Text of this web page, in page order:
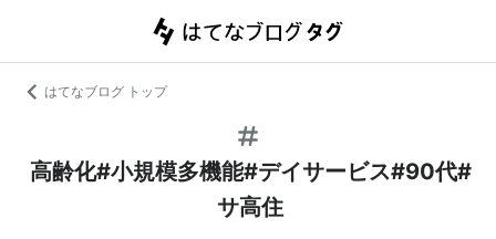
はてなブログ トップ
高齢化#小規模多機能#デイサービス#90代#
サ高住